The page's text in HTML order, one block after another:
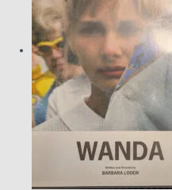
た。